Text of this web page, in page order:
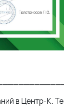
в Центр-К.